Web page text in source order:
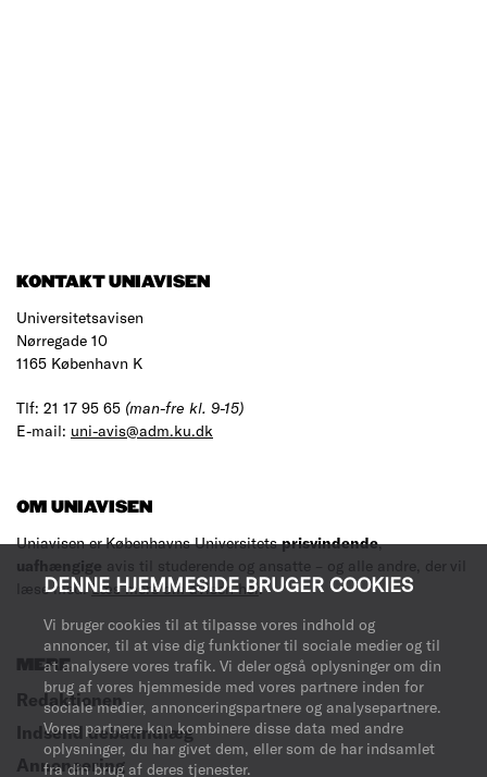
DENNE HJEMMESIDE BRUGER COOKIES
Vi bruger cookies til at tilpasse vores indhold og
annoncer, til at vise dig funktioner til sociale medier og til
at analysere vores trafik. Vi deler også oplysninger om din
brug af vores hjemmeside med vores partnere inden for
sociale medier, annonceringspartnere og analysepartnere.
Vores partnere kan kombinere disse data med andre
oplysninger, du har givet dem, eller som de har indsamlet
fra din brug af deres tjenester.
KONTAKT UNIAVISEN
Universitetsavisen
Nørregade 10
1165 København K
Tlf: 21 17 95 65 (man-fre kl. 9-15)
E-mail: uni-avis@adm.ku.dk
OM UNIAVISEN
Uniavisen er Københavns Universitetsprisvindende,
uafhængige avis til studerende og ansatte – og alle andre, der vil
læse med.Læs mere om avisen her.
MERE
Redaktionen
Indsend debatindlæg
Annoncering